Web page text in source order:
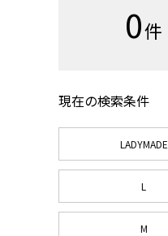
0件
現在の検索条件
LADYMADE
L
M